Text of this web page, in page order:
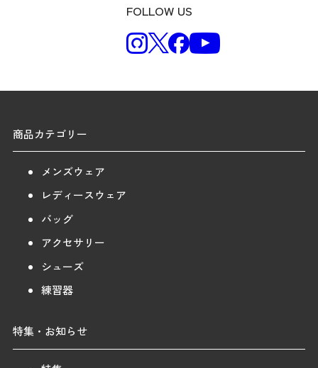
FOLLOW US
商品カテゴリー
メンズウェア
レディースウェア
バッグ
アクセサリー
シューズ
練習器
特集・お知らせ